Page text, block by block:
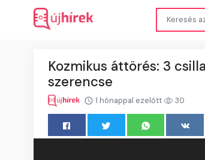
Kozmikus áttörés: 3
szerencse
1 hónappal ezelőtt 30